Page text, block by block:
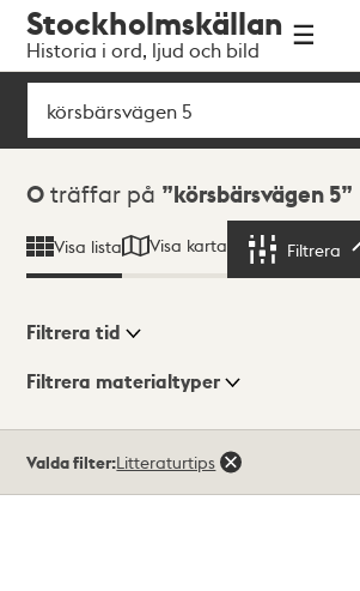
navigationen
huvudinnehållet
Stockholmskällan
Historia i ord, ljud och bild
Sök
Sökresultat
0 träffar på körsbärsvägen 5
Visa lista Visa karta Filtrera
Visningsläge
Filtrera tid
Filtrera materialtyper
träffar
Valda filter:Litteraturtips